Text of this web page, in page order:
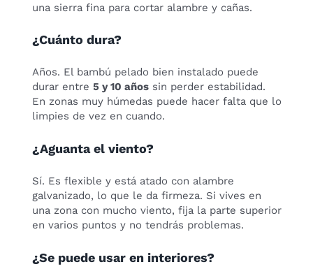
una sierra fina para cortar alambre y cañas.
¿Cuánto dura?
Años. El bambú pelado bien instalado puede
durar entre 5 y 10 añossin perder estabilidad.
En zonas muy húmedas puede hacer falta que lo
limpies de vez en cuando.
¿Aguanta el viento?
Sí. Es flexible y está atado con alambre
galvanizado, lo que le da firmeza. Si vives en
una zona con mucho viento, fija la parte superior
en varios puntos y no tendrás problemas.
¿Se puede usar en interiores?